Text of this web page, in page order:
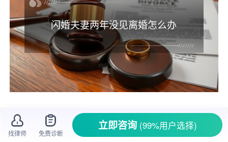
闪婚夫妻两年没见离婚怎么办
闪婚本就像一场冒险，两个人在短时间内决
定携手一生，可现实往往充满变数。就有这么一
找律师 免费诊断
立即咨询 (99%用户选择)